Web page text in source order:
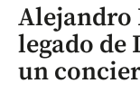
Alejandro
legado de
un